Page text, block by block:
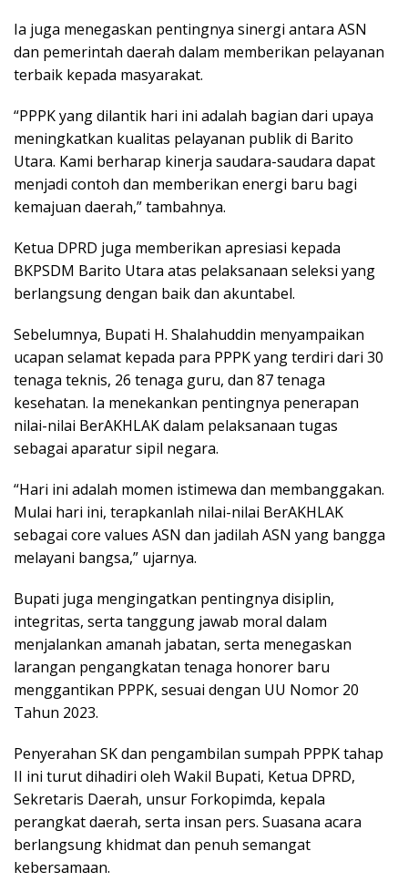
Ia juga menegaskan pentingnya sinergi antara ASN
dan pemerintah daerah dalam memberikan pelayanan
terbaik kepada masyarakat.
“PPPK yang dilantik hari ini adalah bagian dari upaya
meningkatkan kualitas pelayanan publik di Barito
Utara. Kami berharap kinerja saudara-saudara dapat
menjadi contoh dan memberikan energi baru bagi
kemajuan daerah,” tambahnya.
Ketua DPRD juga memberikan apresiasi kepada
BKPSDM Barito Utara atas pelaksanaan seleksi yang
berlangsung dengan baik dan akuntabel.
Sebelumnya, Bupati H. Shalahuddin menyampaikan
ucapan selamat kepada para PPPK yang terdiri dari 30
tenaga teknis, 26 tenaga guru, dan 87 tenaga
kesehatan. Ia menekankan pentingnya penerapan
nilai-nilai BerAKHLAK dalam pelaksanaan tugas
sebagai aparatur sipil negara.
“Hari ini adalah momen istimewa dan membanggakan.
Mulai hari ini, terapkanlah nilai-nilai BerAKHLAK
sebagai core values ASN dan jadilah ASN yang bangga
melayani bangsa,” ujarnya.
Bupati juga mengingatkan pentingnya disiplin,
integritas, serta tanggung jawab moral dalam
menjalankan amanah jabatan, serta menegaskan
larangan pengangkatan tenaga honorer baru
menggantikan PPPK, sesuai dengan UU Nomor 20
Tahun 2023.
Penyerahan SK dan pengambilan sumpah PPPK tahap
II ini turut dihadiri oleh Wakil Bupati, Ketua DPRD,
Sekretaris Daerah, unsur Forkopimda, kepala
perangkat daerah, serta insan pers. Suasana acara
berlangsung khidmat dan penuh semangat
kebersamaan.